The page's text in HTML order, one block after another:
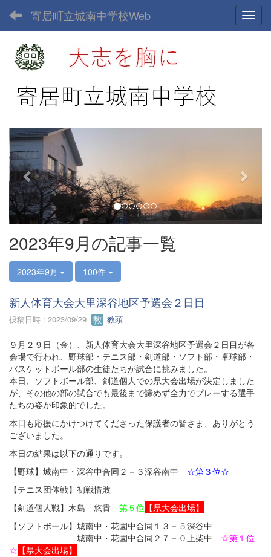
寄居町立城南中学校Web
p
r
e
v
i
o
u
s
x
t
2023年9月の記事一覧
2023年9月 100件
新人体育大会大里深谷地区予選会２日目
投稿日時 : 2023/09/29 教頭
９月２９日（金）、新人体育大会大里深谷地区予選会２日目が各
会場で行われ、野球部・テニス部・剣道部・ソフト部・卓球部・
バスケットボール部の生徒たちが試合に挑みました。
本日、ソフトボール部、剣道個人での県大会出場が決定しました
が、その他の部の試合でも最後まで諦めず全力でプレーする選手
たちの姿が印象的でした。
本日も応援にかけつけてくださった保護者の皆さま、ありがとう
ございました。
本日の結果は以下の通りです。
【野球】城南中・深谷中合同２－３深谷南中 ☆第３位☆
【テニス団体戦】初戦惜敗
【剣道個人戦】木島 悠貴 第５位 【県大会出場】
【ソフトボール】城南中・花園中合同１３－５深谷中
城南中・花園中合同２７－０上柴中 ☆第１位
☆ 【県大会出場】